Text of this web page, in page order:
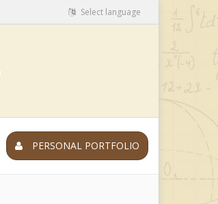
Select language
PERSONAL PORTFOLIO